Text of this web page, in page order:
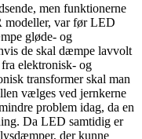
men funktionerne
modeller, var før LED
gløde- og
de skal dæmpe lavvolt
elektronisk- og
transformer skal man
vælges ved jernkerne
problem idag, da en
Da LED samtidig er
der kunne